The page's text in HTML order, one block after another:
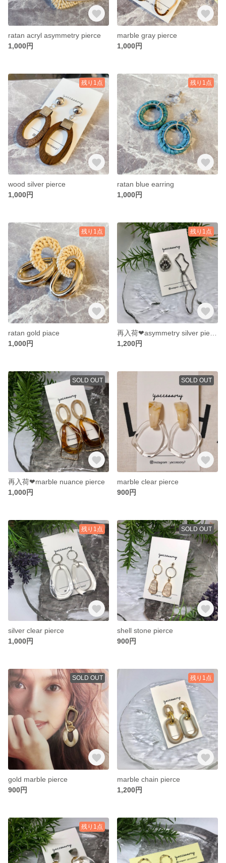
ratan acryl asymmetry pierce
1,000円
marble gray pierce
1,000円
残り1点
wood silver pierce
1,000円
残り1点
ratan blue earring
1,000円
残り1点
ratan gold piace
1,000円
残り1点
1,200円
SOLD OUT
再入荷❤︎marble nuance pierce
1,000円
SOLD OUT
marble clear pierce
900円
残り1点
silver clear pierce
1,000円
SOLD OUT
shell stone pierce
900円
SOLD OUT
gold marble pierce
900円
残り1点
marble chain pierce
1,200円
残り1点